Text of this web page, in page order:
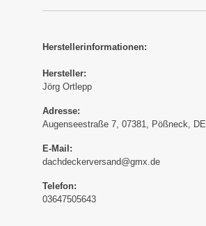
Herstellerinformationen:
Hersteller:
Jörg Ortlepp
Adresse:
Augenseestraße 7, 07381, Pößneck, DE
E-Mail:
dachdeckerversand@gmx.de
Telefon:
03647505643